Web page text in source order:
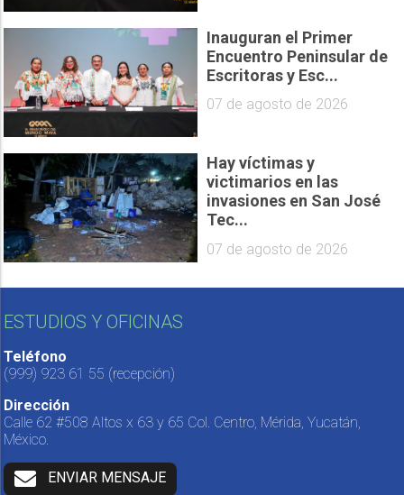
Inauguran el Primer
Encuentro Peninsular de
Escritoras y Esc...
07 de agosto de 2026
Hay víctimas y
victimarios en las
invasiones en San José
Tec...
07 de agosto de 2026
ESTUDIOS Y OFICINAS
Teléfono
(999) 923 61 55 (recepción)
Dirección
Calle 62 #508 Altos x 63 y 65 Col. Centro, Mérida, Yucatán,
México.
ENVIAR MENSAJE